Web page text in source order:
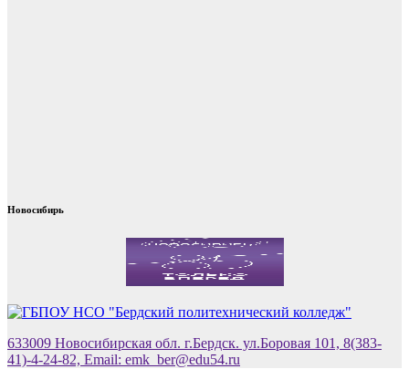
Новосибирь
633009 Новосибирская обл. г.Бердск. ул.Боровая 101, 8(383-
41)-4-24-82, Email: emk_ber@edu54.ru